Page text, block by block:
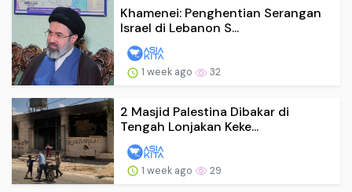
Khamenei: Penghentian Serangan
Israel di Lebanon S...
1 week ago 32
2 Masjid Palestina Dibakar di
Tengah Lonjakan Keke...
1 week ago 29